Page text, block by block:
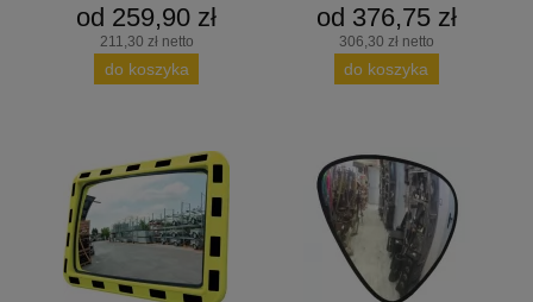
od 259,90 zł
211,30 zł netto
do koszyka
od 376,75 zł
306,30 zł netto
do koszyka